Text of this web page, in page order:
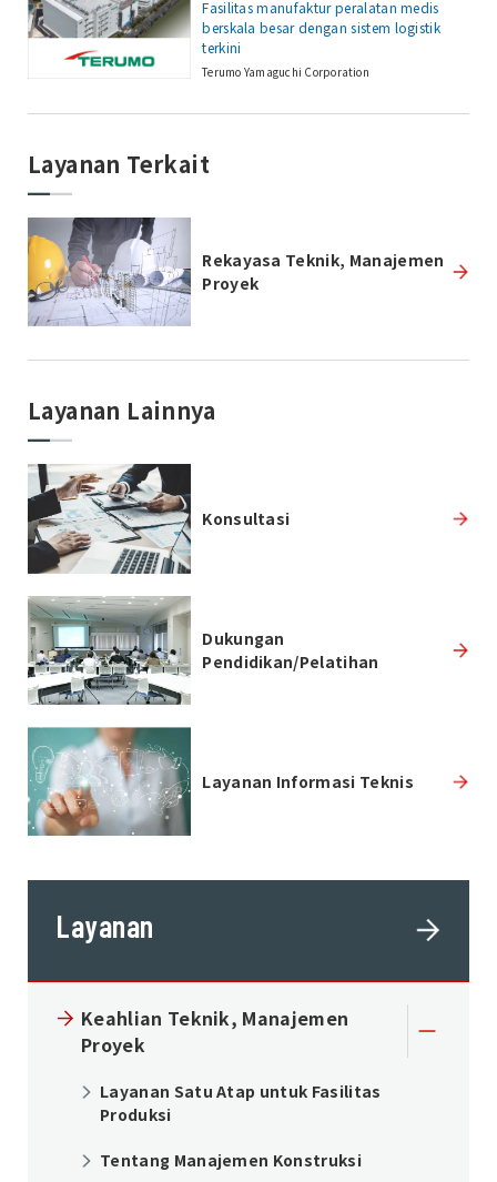
Fasilitas manufaktur peralatan medis
berskala besar dengan sistem logistik
terkini
Terumo Yamaguchi Corporation
Layanan Terkait
Rekayasa Teknik, Manajemen
Proyek
Layanan Lainnya
Konsultasi
Dukungan
Pendidikan/Pelatihan
Layanan Informasi Teknis
Layanan
Keahlian Teknik, Manajemen
Proyek
Layanan Satu Atap untuk Fasilitas
Produksi
Tentang Manajemen Konstruksi